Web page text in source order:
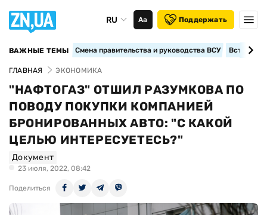
RU Аа Поддержать
ВАЖНЫЕ ТЕМЫ Смена правительства и руководства ВСУ
ГЛАВНАЯ ЭКОНОМИКА
"НАФТОГАЗ" ОТШИЛ РАЗУМКОВА ПО
ПОВОДУ ПОКУПКИ КОМПАНИЕЙ
БРОНИРОВАННЫХ АВТО: "С КАКОЙ
ЦЕЛЬЮ ИНТЕРЕСУЕТЕСЬ?"
Документ
23 июля, 2022, 08:42
Поделиться